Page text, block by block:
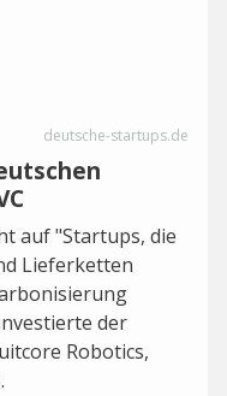
deutsche-startups.de
auf "Startups, die
Lieferketten
der
Robotics,